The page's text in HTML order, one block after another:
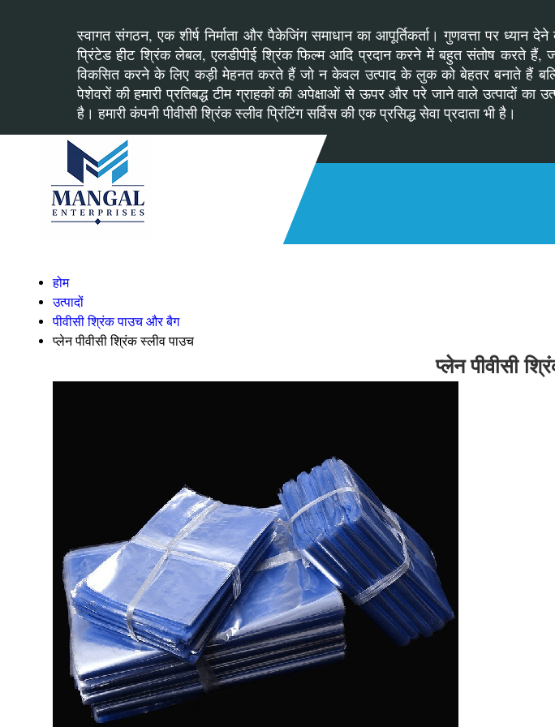
स्वागत संगठन, एक शीर्ष निर्माता और पैकेजिंग समाधान का आपूर्तिकर्ता। गुणवत्ता पर
प्रिंटेड हीट श्रिंक लेबल, एलडीपीई श्रिंक फिल्म आदि प्रदान करने में बहुत संतोष करते हैं,
विकसित करने के लिए कड़ी मेहनत करते हैं जो न केवल उत्पाद के लुक को बेहतर बनाते हैं
पेशेवरों की हमारी प्रतिबद्ध टीम ग्राहकों की अपेक्षाओं से ऊपर और परे जाने वाले उत्पादों
है। हमारी कंपनी पीवीसी श्रिंक स्लीव प्रिंटिंग सर्विस की एक प्रसिद्ध सेवा प्रदाता भी है।
होम
उत्पादों
पीवीसी श्रिंक पाउच और बैग
प्लेन पीवीसी श्रिंक स्लीव पाउच
प्लेन पीवीसी